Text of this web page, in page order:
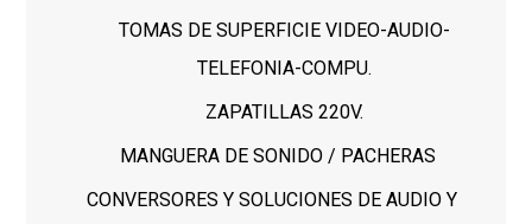
TOMAS DE SUPERFICIE VIDEO-AUDIO-
TELEFONIA-COMPU.
ZAPATILLAS 220V.
MANGUERA DE SONIDO / PACHERAS
CONVERSORES Y SOLUCIONES DE AUDIO Y